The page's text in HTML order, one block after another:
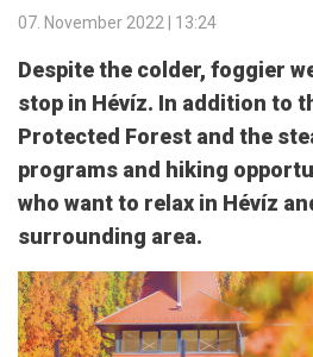
07. November 2022 | 13:24
Despite the colder, foggier
stop in Hévíz. In addition to
Protected Forest and the
programs and hiking
who want to relax in Hévíz
surrounding area.